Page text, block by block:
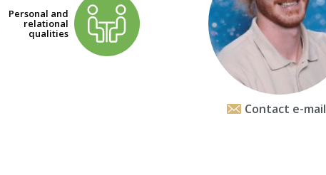
Personal and
relational
qualities
Contact e-mail